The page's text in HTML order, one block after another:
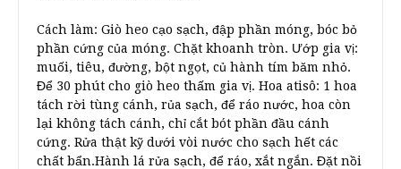
Cách làm: Giò heo cạo sạch, đập phần móng, bóc bỏ
phần cứng của móng. Chặt khoanh tròn. Ướp gia vị:
muối, tiêu, đường, bột ngọt, củ hành tím băm nhỏ.
Để 30 phút cho giò heo thấm gia vị. Hoa atisô: 1 hoa
tách rời tùng cánh, rủa sạch, để ráo nước, hoa còn
lại không tách cánh, chỉ cắt bót phần đầu cánh
cứng. Rửa thật kỹ dưới vòi nước cho sạch hết các
chất bẩn.Hành lá rửa sạch, để ráo, xắt ngắn. Đặt nồi